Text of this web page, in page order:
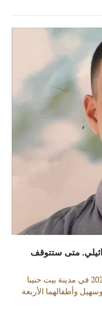
متى ستتوقف
في الساعة الخامسة من صباح يوم 18أكتوبر 2022 في مدينة بيت حنينا
وأطفالهما الأربعة